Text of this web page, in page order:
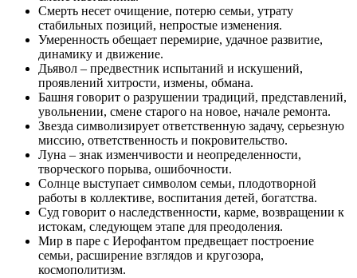
Смерть несет очищение, потерю семьи, утрату
стабильных позиций, непростые изменения.
Умеренность обещает перемирие, удачное развитие,
динамику и движение.
Дьявол – предвестник испытаний и искушений,
проявлений хитрости, измены, обмана.
Башня говорит о разрушении традиций, представлений,
увольнении, смене старого на новое, начале ремонта.
Звезда символизирует ответственную задачу, серьезную
миссию, ответственность и покровительство.
Луна – знак изменчивости и неопределенности,
творческого порыва, ошибочности.
Солнце выступает символом семьи, плодотворной
работы в коллективе, воспитания детей, богатства.
Суд говорит о наследственности, карме, возвращении к
истокам, следующем этапе для преодоления.
Мир в паре с Иерофантом предвещает построение
семьи, расширение взглядов и кругозора,
космополитизм.